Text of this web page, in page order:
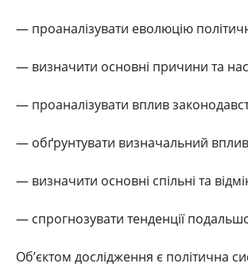
— проаналізувати еволюцію
— визначити основні причини та
— проаналізувати вплив
— обґрунтувати визначальний
— визначити основні спільні та
— спрогнозувати тенденції
Об’єктом дослідження є політична